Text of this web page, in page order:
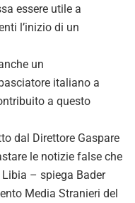
essere utile a
l’inizio di un
un
italiano a
a questo
dal Direttore Gaspare
le notizie false che
– spiega Bader
Media Stranieri del